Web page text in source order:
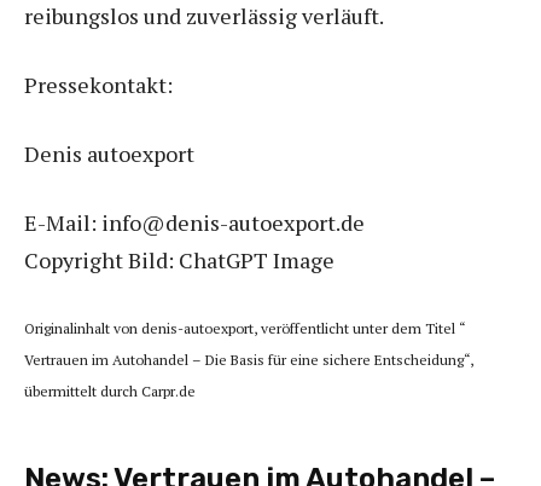
reibungslos und zuverlässig verläuft.
Pressekontakt:
Denis autoexport
E-Mail: info@denis-autoexport.de
Copyright Bild: ChatGPT Image
Originalinhalt von denis-autoexport, veröffentlicht unter dem Titel “
Vertrauen im Autohandel – Die Basis für eine sichere Entscheidung“,
übermittelt durch Carpr.de
News:Vertrauen im Autohandel –